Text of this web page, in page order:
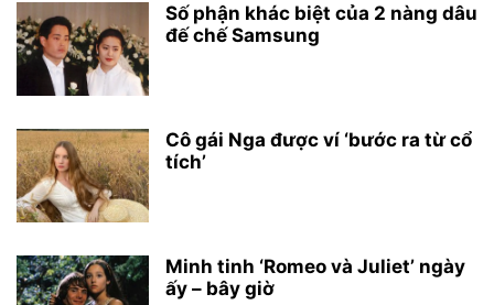
Số phận khác biệt của 2 nàng dâu
đế chế Samsung
Cô gái Nga được ví ‘bước ra từ cổ
tích’
Minh tinh ‘Romeo và Juliet’ ngày
ấy – bây giờ